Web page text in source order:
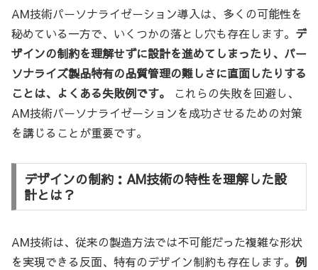
AM技術パーソナライゼーション導入は、多くの可能性を
秘めている一方で、いくつかの落とし穴も存在します。 デ
ザインの制約を理解せずに設計を進めてしまったり、パー
ソナライズ製品特有の品質管理の難しさに直面したりする
ことは、よくある失敗例です。
これらの失敗を回避し、
AM技術パーソナライゼーションを成功させるための対策
を講じることが重要です。
デザインの制約：AM技術の特性を理解した設
計とは？
AM技術は、従来の製造方法では不可能だった複雑な形状
を実現できる反面、特有のデザイン制約も存在します。 例